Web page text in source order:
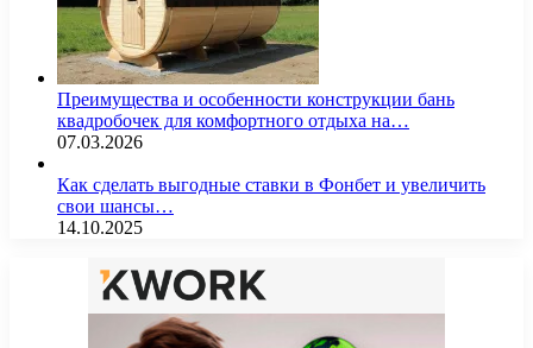
Преимущества и особенности конструкции бань
квадробочек для комфортного отдыха на…
07.03.2026
Как сделать выгодные ставки в Фонбет и увеличить
свои шансы…
14.10.2025